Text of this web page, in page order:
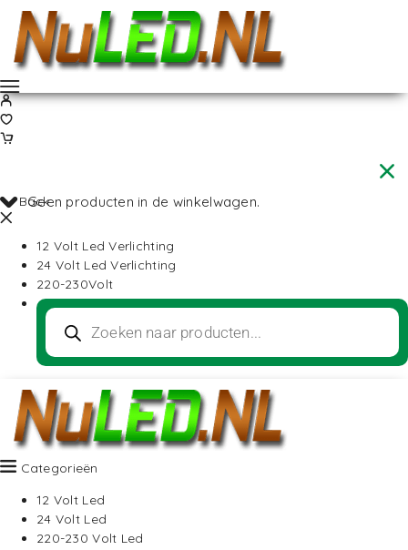
Geen producten in de winkelwagen.
Back
12 Volt Led Verlichting
24 Volt Led Verlichting
220-230Volt
Categorieën
12 Volt Led
24 Volt Led
220-230 Volt Led